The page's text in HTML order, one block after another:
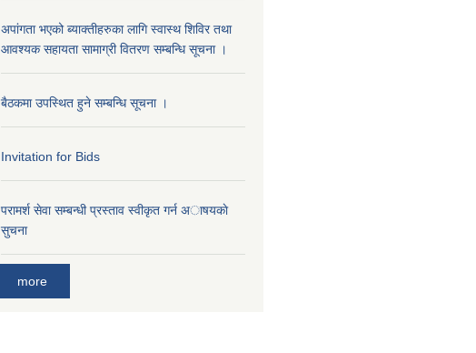
अपांगता भएको ब्याक्तीहरुका लागि स्वास्थ शिविर तथा
आवश्यक सहायता सामाग्री वितरण सम्बन्धि सूचना ।
बैठकमा उपस्थित हुने सम्बन्धि सूचना ।
Invitation for Bids
परामर्श सेवा सम्बन्धी प्रस्ताव स्वीकृत गर्न अाषयकाे
सुचना
more